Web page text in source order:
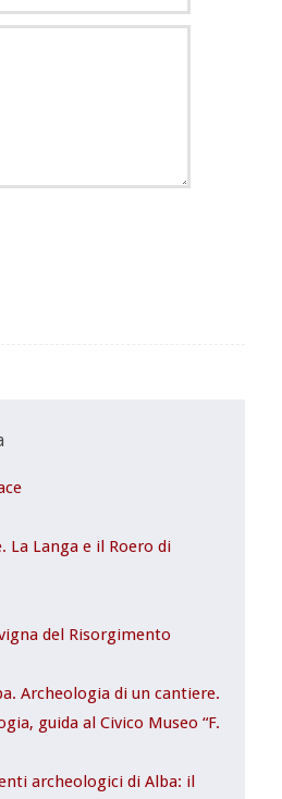
La Langa e il Roero di
del Risorgimento
Archeologia di un cantiere.
guida al Civico Museo “F.
archeologici di Alba: il